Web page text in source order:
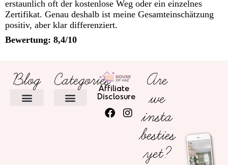
erstaunlich oft der kostenlose Weg oder ein einzelnes
Zertifikat. Genau deshalb ist meine Gesamteinschätzung
positiv, aber klar differenziert.
Bewertung: 8,4/10
Blog CategoriesAffiliate
Disclosure
Are
we
insta
besties
yet?